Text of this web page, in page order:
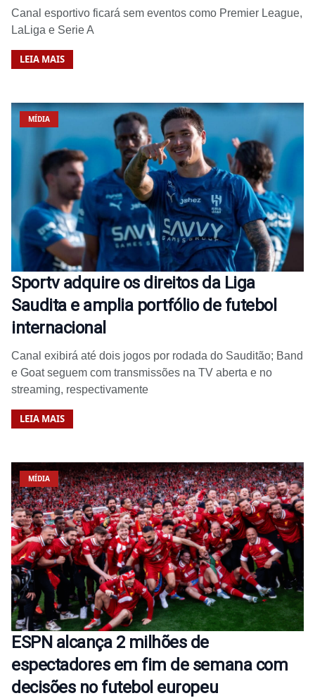
Canal esportivo ficará sem eventos como Premier League,
LaLiga e Serie A
LEIA MAIS
MÍDIA
Sportv adquire os direitos da Liga
Saudita e amplia portfólio de futebol
internacional
Canal exibirá até dois jogos por rodada do Sauditão; Band
e Goat seguem com transmissões na TV aberta e no
streaming, respectivamente
LEIA MAIS
MÍDIA
ESPN alcança 2 milhões de
espectadores em fim de semana com
decisões no futebol europeu